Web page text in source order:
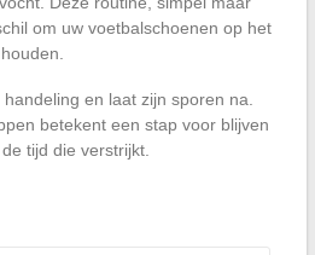
om uw voetbalschoenen op het
en laat zijn sporen na.
betekent een stap voor blijven
tijd die verstrijkt.